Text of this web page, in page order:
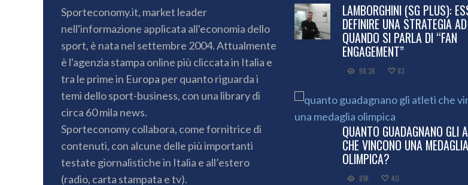
Sporteconomy.it, market leader
nell'informazione applicata all'economia dello
sport, è nata nel settembre 2004. Attualmente
è l'agenzia stampa online più cliccata in Italia e
tra le prime in Europa per quanto riguarda i
temi dello sport-business, con una library di
circa 60 mila news.
Sporteconomy collabora, come fornitrice di
contenuti, con alcune delle più importanti
testate giornalistiche in Italia e all’estero
(radio, carta stampata e tv).
LAMBORGHINI (SG PLUS):
DEFINIRE UNA STRATEGIA
QUANDO SI PARLA DI “FAN
ENGAGEMENT”
98.3K 83
QUANTO GUADAGNANO GLI
CHE VINCONO UNA MEDAGLIA
OLIMPICA?
81K 40